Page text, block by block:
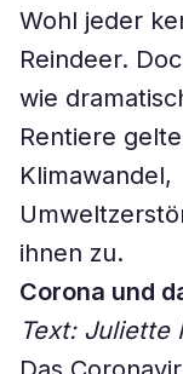
Wohl jeder
Reindeer.
wie
Rentiere
Klimawandel,
ihnen zu.
Corona und
Text: Juliette